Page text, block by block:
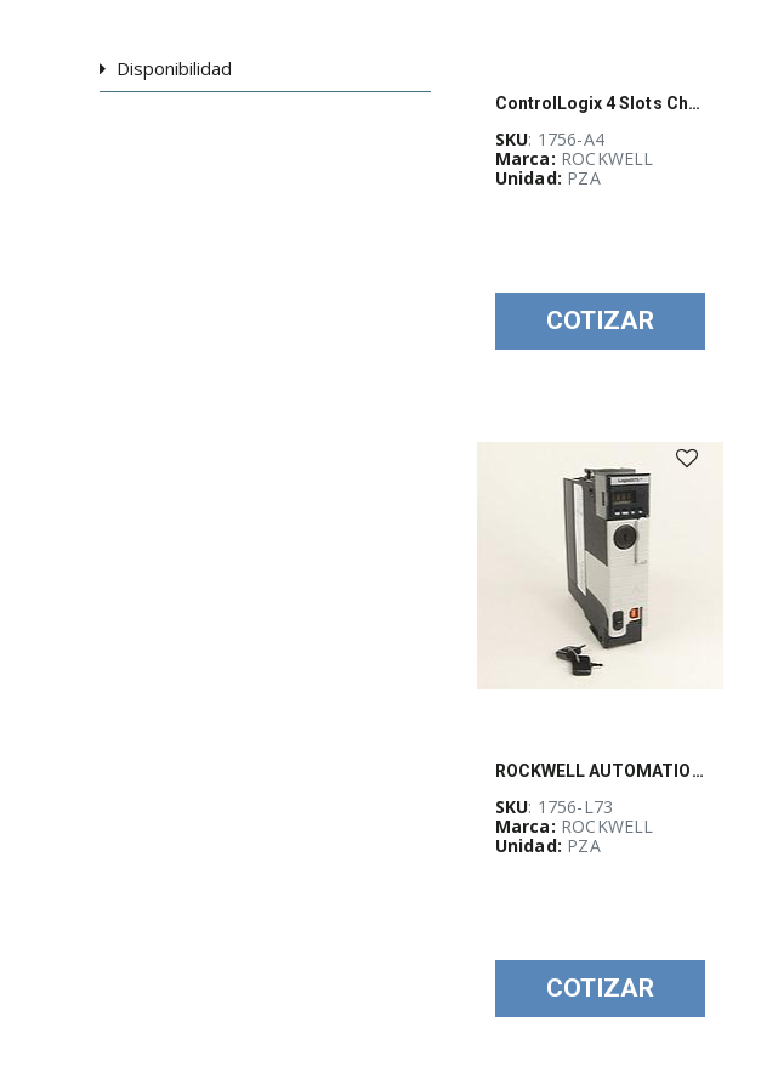
Disponibilidad
ControlLogix 4 Slots Chassis
SKU: 1756-A4
Marca: ROCKWELL
Unidad: PZA
COTIZAR
ROCKWELL AUTOMATION, Controlador ControlLogix 5570 8 MB - 1756L73
SKU: 1756-L73
Marca: ROCKWELL
Unidad: PZA
COTIZAR